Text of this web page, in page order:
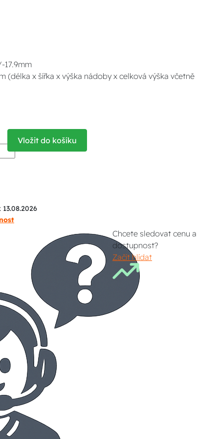
17.9mm
(délka x šířka x výška nádoby x celková výška včetně
Vložit do košíku
Chcete sledovat cenu a
dostupnost?
Začít hlídat